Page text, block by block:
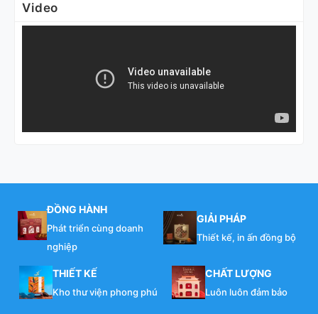
Video
ĐỒNG HÀNH
Phát triển cùng doanh
nghiệp
GIẢI PHÁP
Thiết kế, in ấn đồng bộ
THIẾT KẾ
Kho thư viện phong phú
CHẤT LƯỢNG
Luôn luôn đảm bảo